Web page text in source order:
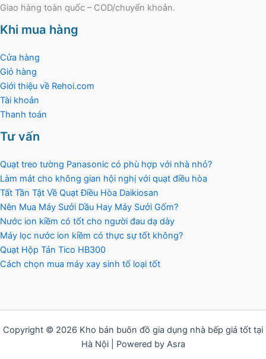
Giao hàng toàn quốc – COD/chuyển khoản.
Khi mua hàng
Cửa hàng
Giỏ hàng
Giới thiệu về Rehoi.com
Tài khoản
Thanh toán
Tư vấn
Quạt treo tường Panasonic có phù hợp với nhà nhỏ?
Làm mát cho không gian hội nghị với quạt điều hòa
Tất Tần Tật Về Quạt Điều Hòa Daikiosan
Nên Mua Máy Sưởi Dầu Hay Máy Sưởi Gốm?
Nước ion kiềm có tốt cho người đau dạ dày
Máy lọc nước ion kiềm có thực sự tốt không?
Quạt Hộp Tản Tico HB300
Cách chọn mua máy xay sinh tố loại tốt
Copyright © 2026 Kho bán buôn đồ gia dụng nhà bếp giá tốt tại
Hà Nội | Powered by Asra